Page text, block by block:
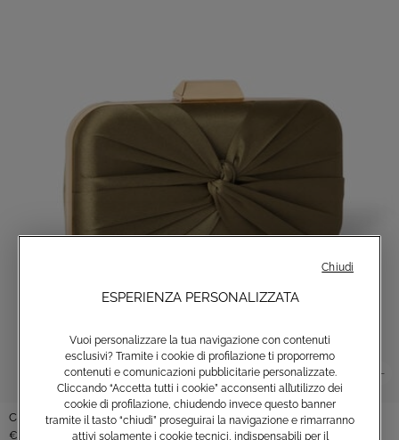
Clutch in raso
€80,00
ESPERIENZA PERSONALIZZATA
Vuoi personalizzare la tua navigazione con contenuti
esclusivi? Tramite i cookie di profilazione ti proporremo
contenuti e comunicazioni pubblicitarie personalizzate.
Cliccando “Accetta tutti i cookie” acconsenti all’utilizzo dei
cookie di profilazione, chiudendo invece questo banner
tramite il tasto “chiudi” proseguirai la navigazione e rimarranno
attivi solamente i cookie tecnici, indispensabili per il
Chiudi